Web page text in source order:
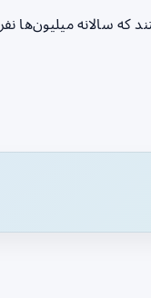
سالانه میلیون‌ها نفر